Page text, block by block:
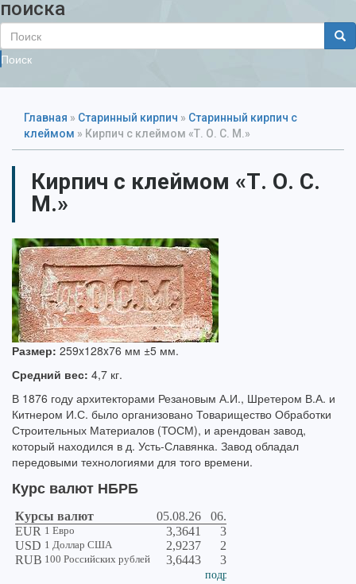
поиска
Поиск
Главная » Старинный кирпич » Старинный кирпич с
клеймом » Кирпич с клеймом «Т. О. С. М.»
Кирпич с клеймом «Т. О. С.
М.»
Размер: 259x128x76 мм ±5 мм.
Средний вес: 4,7 кг.
В 1876 году архитекторами Резановым А.И., Шретером В.А. и
Китнером И.С. было организовано Товарищество Обработки
Строительных Материалов (ТОСМ), и арендован завод,
который находился в д. Усть-Славянка. Завод обладал
передовыми технологиями для того времени.
Курс валют НБРБ